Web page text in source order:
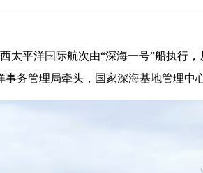
西太平洋国际航次由“深海一号”船执行
务管理局牵头，国家深海基地管理中